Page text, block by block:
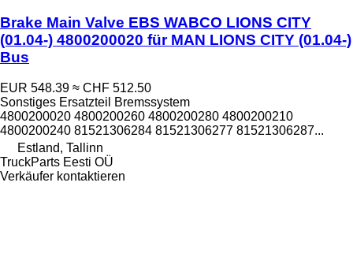
Brake Main Valve EBS WABCO LIONS CITY
(01.04-) 4800200020 für MAN LIONS CITY (01.04-)
Bus
EUR 548.39 ≈ CHF 512.50
Sonstiges Ersatzteil Bremssystem
4800200020 4800200260 4800200280 4800200210
4800200240 81521306284 81521306277 81521306287...
Estland, Tallinn
TruckParts Eesti OÜ
Verkäufer kontaktieren